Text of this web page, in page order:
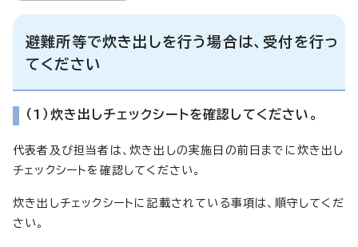
避難所等で炊き出しを行う場合は、受付を行っ
てください
（1）炊き出しチェックシートを確認してください。
代表者及び担当者は、炊き出しの実施日の前日までに炊き出し
チェックシートを確認してください。
炊き出しチェックシートに記載されている事項は、順守してくだ
さい。